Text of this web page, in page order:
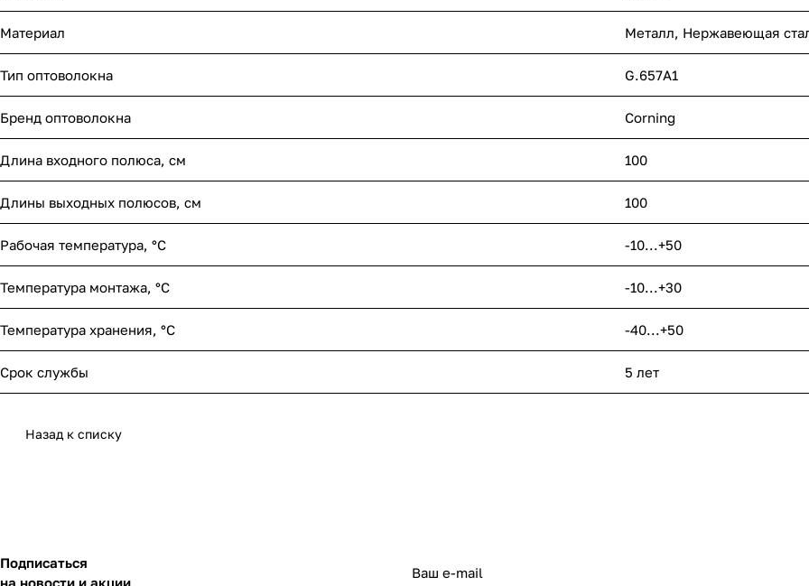
Материал Металл, Нержавеющая
Тип оптоволокна G.657A1
Бренд оптоволокна Corning
Длина входного полюса, см 100
Длины выходных полюсов, см 100
Рабочая температура, °С -10...+50
Температура монтажа, °С -10...+30
Температура хранения, °С -40...+50
Срок службы 5 лет
Назад к списку
Подписаться
на новости и акции